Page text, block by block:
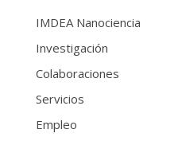
IMDEA Nanociencia
Investigación
Colaboraciones
Servicios
Empleo